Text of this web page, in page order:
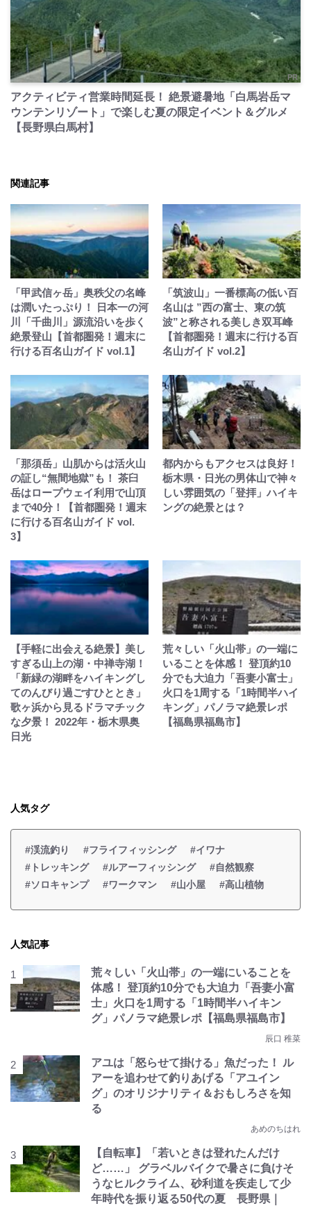
PR
アクティビティ営業時間延長！ 絶景避暑地「白馬岩岳マ
ウンテンリゾート」で楽しむ夏の限定イベント＆グルメ
【長野県白馬村】
関連記事
「甲武信ヶ岳」奥秩父の名峰
は潤いたっぷり！ 日本一の河
川「千曲川」源流沿いを歩く
絶景登山【首都圏発！週末に
行ける百名山ガイド vol.1】
「筑波山」一番標高の低い百
名山は ”西の富士、東の筑
波”と称される美しき双耳峰
【首都圏発！週末に行ける百
名山ガイド vol.2】
「那須岳」山肌からは活火山
の証し“無間地獄”も！ 茶臼
岳はロープウェイ利用で山頂
まで40分！【首都圏発！週末
に行ける百名山ガイド vol.
3】
都内からもアクセスは良好！
栃木県・日光の男体山で神々
しい雰囲気の「登拝」ハイキ
ングの絶景とは？
【手軽に出会える絶景】美し
すぎる山上の湖・中禅寺湖！
「新緑の湖畔をハイキングし
てのんびり過ごすひととき」
歌ヶ浜から見るドラマチック
な夕景！ 2022年・栃木県奥
日光
荒々しい「火山帯」の一端に
いることを体感！ 登頂約10
分でも大迫力「吾妻小富士」
火口を1周する「1時間半ハイ
キング」パノラマ絶景レポ
【福島県福島市】
人気タグ
#渓流釣り #フライフィッシング
#イワナ
#トレッキング
#ルアーフィッシング
#自然観察
#ソロキャンプ
#ワークマン #山小屋 #高山植物
人気記事
荒々しい「火山帯」の一端にいることを
体感！ 登頂約10分でも大迫力「吾妻小富
士」火口を1周する「1時間半ハイキン
グ」パノラマ絶景レポ【福島県福島市】
辰口 稚菜
アユは「怒らせて掛ける」魚だった！ ル
アーを追わせて釣りあげる「アユイン
グ」のオリジナリティ＆おもしろさを知
る
あめのちはれ
【自転車】「若いときは登れたんだけ
ど……」 グラベルバイクで暑さに負けそ
うなヒルクライム、砂利道を疾走して少
年時代を振り返る50代の夏 長野県｜